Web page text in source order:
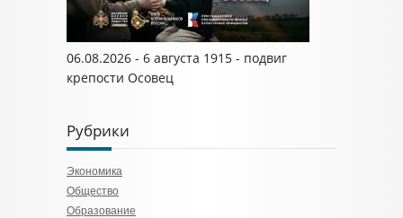
06.08.2026 - 6 августа 1915 - подвиг
крепости Осовец
Рубрики
Экономика
Общество
Образование